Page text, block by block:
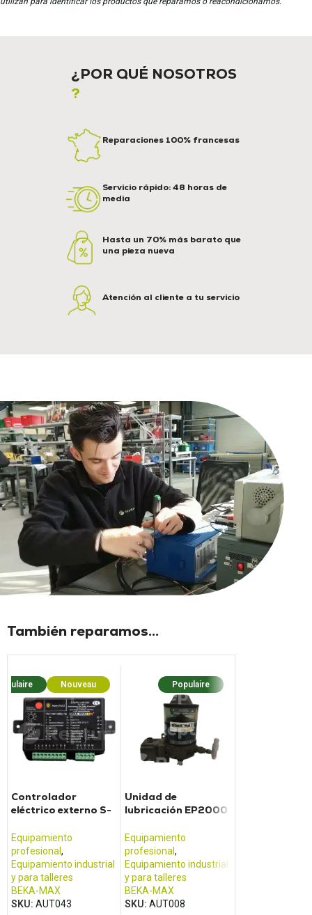
¿POR QUÉ NOSOTROS
?
Reparaciones 100% francesas
Servicio rápido: 48 horas de
media
Hasta un 70% más barato que
una pieza nueva
Atención al cliente a tu servicio
También reparamos...
Nouveau
Controlador
eléctrico externo S-
lubricación
Equipamiento
profesional ,
Equipamiento industrial
y para talleres
BEKA-MAX
SKU: AUT043
Populaire
Unidad de
lubricación EP2000
Equipamiento
profesional ,
Equipamiento industrial
y para talleres
BEKA-MAX
SKU: AUT008